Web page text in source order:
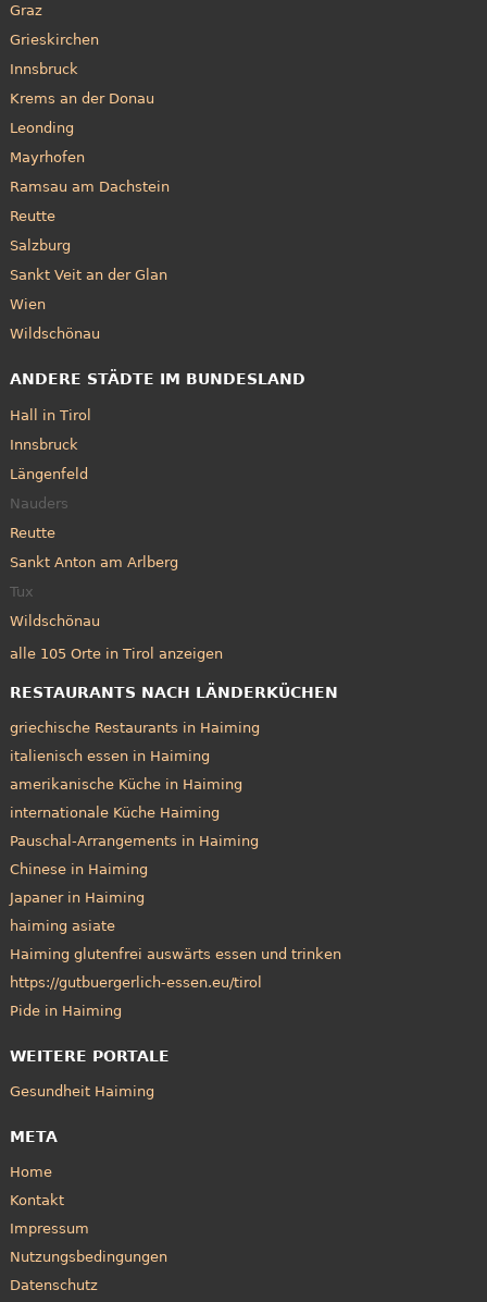
Graz
Grieskirchen
Innsbruck
Krems an der Donau
Leonding
Mayrhofen
Ramsau am Dachstein
Reutte
Salzburg
Sankt Veit an der Glan
Wien
Wildschönau
ANDERE STÄDTE IM BUNDESLAND
Hall in Tirol
Innsbruck
Längenfeld
Nauders
Reutte
Sankt Anton am Arlberg
Tux
Wildschönau
alle 105 Orte in Tirol anzeigen
RESTAURANTS NACH LÄNDERKÜCHEN
griechische Restaurants in Haiming
italienisch essen in Haiming
amerikanische Küche in Haiming
internationale Küche Haiming
Pauschal-Arrangements in Haiming
Chinese in Haiming
Japaner in Haiming
haiming asiate
Haiming glutenfrei auswärts essen und trinken
https://gutbuergerlich-essen.eu/tirol
Pide in Haiming
WEITERE PORTALE
Gesundheit Haiming
META
Home
Kontakt
Impressum
Nutzungsbedingungen
Datenschutz